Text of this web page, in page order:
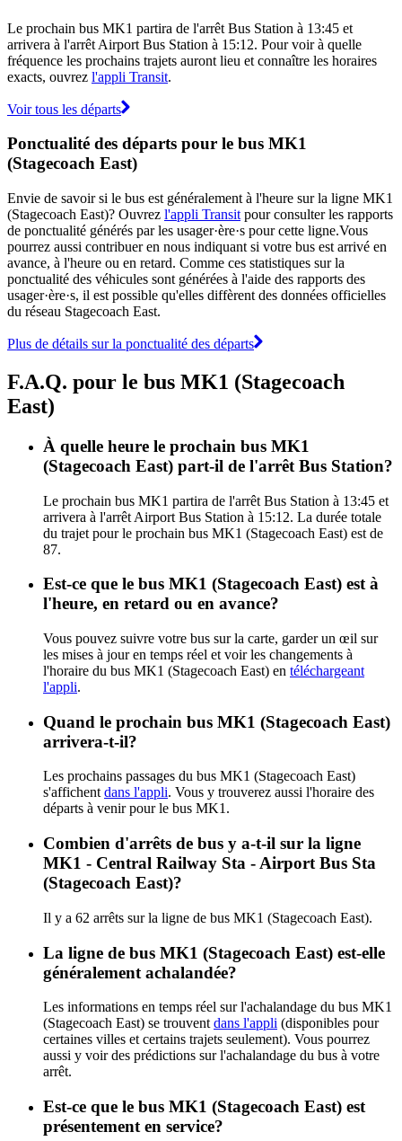
Le prochain bus MK1 partira de l'arrêt Bus Station à 13:45 et
arrivera à l'arrêt Airport Bus Station à 15:12. Pour voir à quelle
fréquence les prochains trajets auront lieu et connaître les horaires
exacts, ouvrez l'appli Transit.
Voir tous les départs
Ponctualité des départs pour le bus MK1
(Stagecoach East)
Envie de savoir si le bus est généralement à l'heure sur la ligne MK1
(Stagecoach East)? Ouvrez l'appli Transit pour consulter les rapports
de ponctualité générés par les usager·ère·s pour cette ligne.Vous
pourrez aussi contribuer en nous indiquant si votre bus est arrivé en
avance, à l'heure ou en retard. Comme ces statistiques sur la
ponctualité des véhicules sont générées à l'aide des rapports des
usager·ère·s, il est possible qu'elles diffèrent des données officielles
du réseau Stagecoach East.
Plus de détails sur la ponctualité des départs
F.A.Q. pour le bus MK1 (Stagecoach
East)
À quelle heure le prochain bus MK1
(Stagecoach East) part-il de l'arrêt Bus Station?
Le prochain bus MK1 partira de l'arrêt Bus Station à 13:45 et
arrivera à l'arrêt Airport Bus Station à 15:12. La durée totale
du trajet pour le prochain bus MK1 (Stagecoach East) est de
87.
Est-ce que le bus MK1 (Stagecoach East) est à
l'heure, en retard ou en avance?
Vous pouvez suivre votre bus sur la carte, garder un œil sur
les mises à jour en temps réel et voir les changements à
l'horaire du bus MK1 (Stagecoach East) en téléchargeant
l'appli.
Quand le prochain bus MK1 (Stagecoach East)
arrivera-t-il?
Les prochains passages du bus MK1 (Stagecoach East)
s'affichent dans l'appli. Vous y trouverez aussi l'horaire des
départs à venir pour le bus MK1.
Combien d'arrêts de bus y a-t-il sur la ligne
MK1 - Central Railway Sta - Airport Bus Sta
(Stagecoach East)?
Il y a 62 arrêts sur la ligne de bus MK1 (Stagecoach East).
La ligne de bus MK1 (Stagecoach East) est-elle
généralement achalandée?
Les informations en temps réel sur l'achalandage du bus MK1
(Stagecoach East) se trouvent dans l'appli (disponibles pour
certaines villes et certains trajets seulement). Vous pourrez
aussi y voir des prédictions sur l'achalandage du bus à votre
arrêt.
Est-ce que le bus MK1 (Stagecoach East) est
présentement en service?